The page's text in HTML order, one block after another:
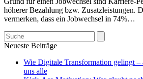
höherer Bezahlung bzw. Zusatzleistungen.
vermerken, dass ein Jobwechsel in 74%…
Search
Neueste Beiträge
Wie Digitale Transformation gelingt
uns alle